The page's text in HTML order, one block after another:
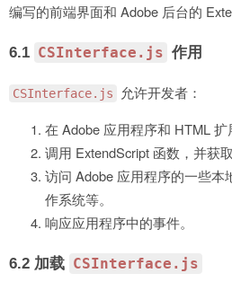
编写的前端界面和 Adobe 后台的
6.1 CSInterface.js 作用
CSInterface.js
允许开发者：
在 Adobe 应用程序和 HTML 扩
调用 ExtendScript 函数，并获
访问 Adobe 应用程序的一些本
作系统等。
响应应用程序中的事件。
6.2 加载 CSInterface.js